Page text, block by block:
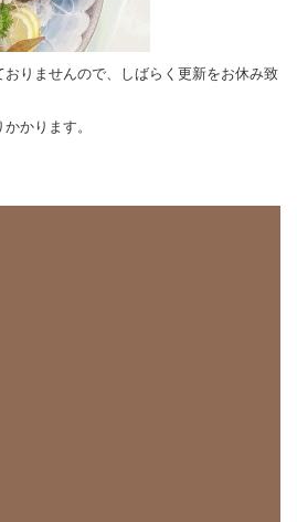
りませんので、しばらく更新をお休み致
かります。